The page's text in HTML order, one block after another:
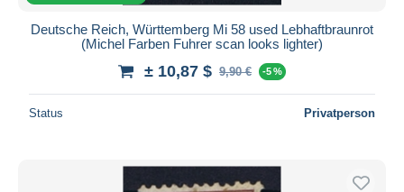
Deutsche Reich, Württemberg Mi 58 used Lebhaftbraunrot
(Michel Farben Fuhrer scan looks lighter)
± 10,87 $ 9,90 € -5 %
Status Privatperson